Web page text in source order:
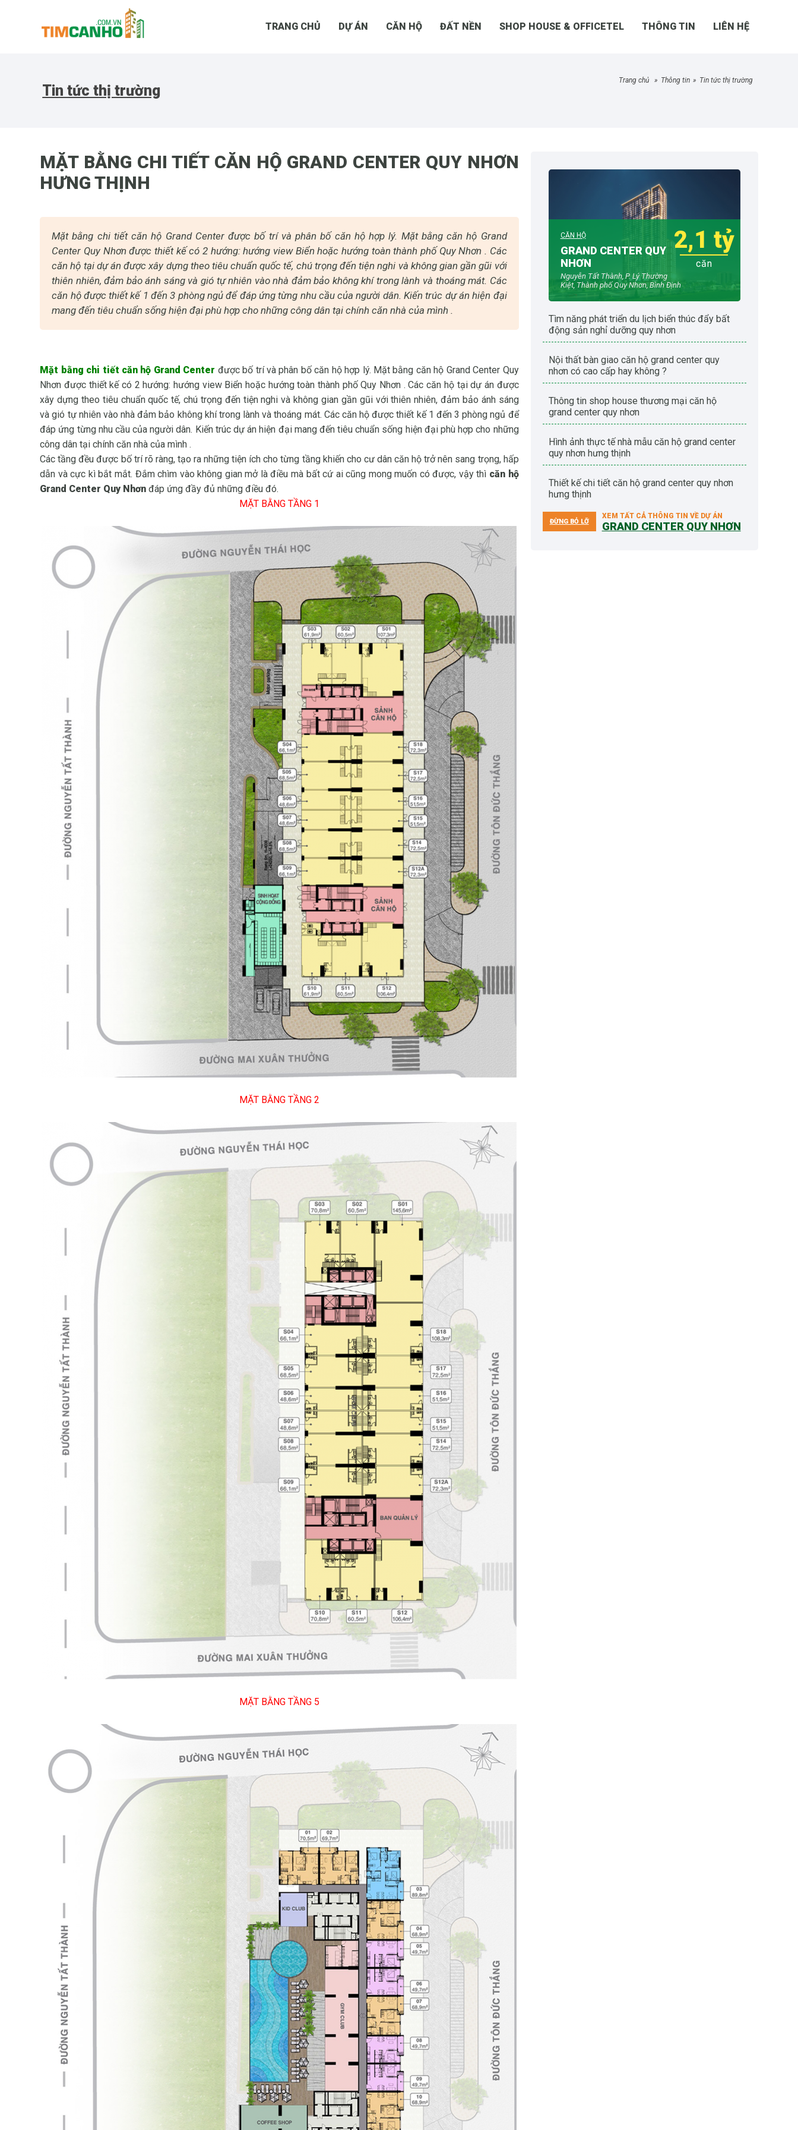
TRANG CHỦ DỰ ÁN CĂN HỘ ĐẤT NỀN SHOP HOUSE & OFFICETEL THÔNG TIN LIÊN HỆ
Tin tức thị trường
trang chủ » thông tin » tin tức thị trường
MẶT BẰNG CHI TIẾT CĂN HỘ GRAND CENTER QUY NHƠN
HƯNG THỊNH
Mặt bằng chi tiết căn hộ Grand Center được bố trí và phân bố căn hộ hợp lý. Mặt bằng căn hộ Grand
Center Quy Nhơn được thiết kế có 2 hướng: hướng view Biển hoặc hướng toàn thành phố Quy Nhơn . Các
căn hộ tại dự án được xây dựng theo tiêu chuẩn quốc tế, chú trọng đến tiện nghi và không gian gần gũi với
thiên nhiên, đảm bảo ánh sáng và gió tự nhiên vào nhà đảm bảo không khí trong lành và thoáng mát. Các
căn hộ được thiết kế 1 đến 3 phòng ngủ để đáp ứng từng nhu cầu của người dân. Kiến trúc dự án hiện đại
mang đến tiêu chuẩn sống hiện đại phù hợp cho những công dân tại chính căn nhà của mình .
Mặt bằng chi tiết căn hộ Grand Center được bố trí và phân bố căn hộ hợp lý. Mặt bằng căn hộ Grand Center Quy
Nhơn được thiết kế có 2 hướng: hướng view Biển hoặc hướng toàn thành phố Quy Nhơn . Các căn hộ tại dự án được
xây dựng theo tiêu chuẩn quốc tế, chú trọng đến tiện nghi và không gian gần gũi với thiên nhiên, đảm bảo ánh sáng
và gió tự nhiên vào nhà đảm bảo không khí trong lành và thoáng mát. Các căn hộ được thiết kế 1 đến 3 phòng ngủ để
đáp ứng từng nhu cầu của người dân. Kiến trúc dự án hiện đại mang đến tiêu chuẩn sống hiện đại phù hợp cho những
công dân tại chính căn nhà của mình .
Các tầng đều được bố trí rõ ràng, tạo ra những tiện ích cho từng tầng khiến cho cư dân căn hộ trở nên sang trọng, hấp
dẫn và cực kì bắt mắt. Đắm chìm vào không gian mở là điều mà bất cứ ai cũng mong muốn có được, vậy thì căn hộ
Grand Center Quy Nhơnđáp ứng đầy đủ những điều đó.
MẶT BẰNG TẦNG 1
MẶT BẰNG TẦNG 2
MẶT BẰNG TẦNG 5
CĂN HỘ
GRAND CENTER QUY
NHƠN
Nguyễn Tất Thành, P. Lý Thường
Kiệt, Thành phố Quy Nhơn, Bình Định
2,1 tỷ
căn
tìm năng phát triển du lịch biển thúc đẩy bất
động sản nghỉ dưỡng quy nhơn
nội thất bàn giao căn hộ grand center quy
nhơn có cao cấp hay không ?
thông tin shop house thương mại căn hộ
grand center quy nhơn
hình ảnh thực tế nhà mẫu căn hộ grand center
quy nhơn hưng thịnh
thiết kế chi tiết căn hộ grand center quy nhơn
hưng thịnh
ĐỪNG BỎ LỠ
XEM TẤT CẢ THÔNG TIN VỀ DỰ ÁN
GRAND CENTER QUY NHƠN